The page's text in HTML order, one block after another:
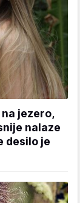
jezero,
nalaze
desilo je